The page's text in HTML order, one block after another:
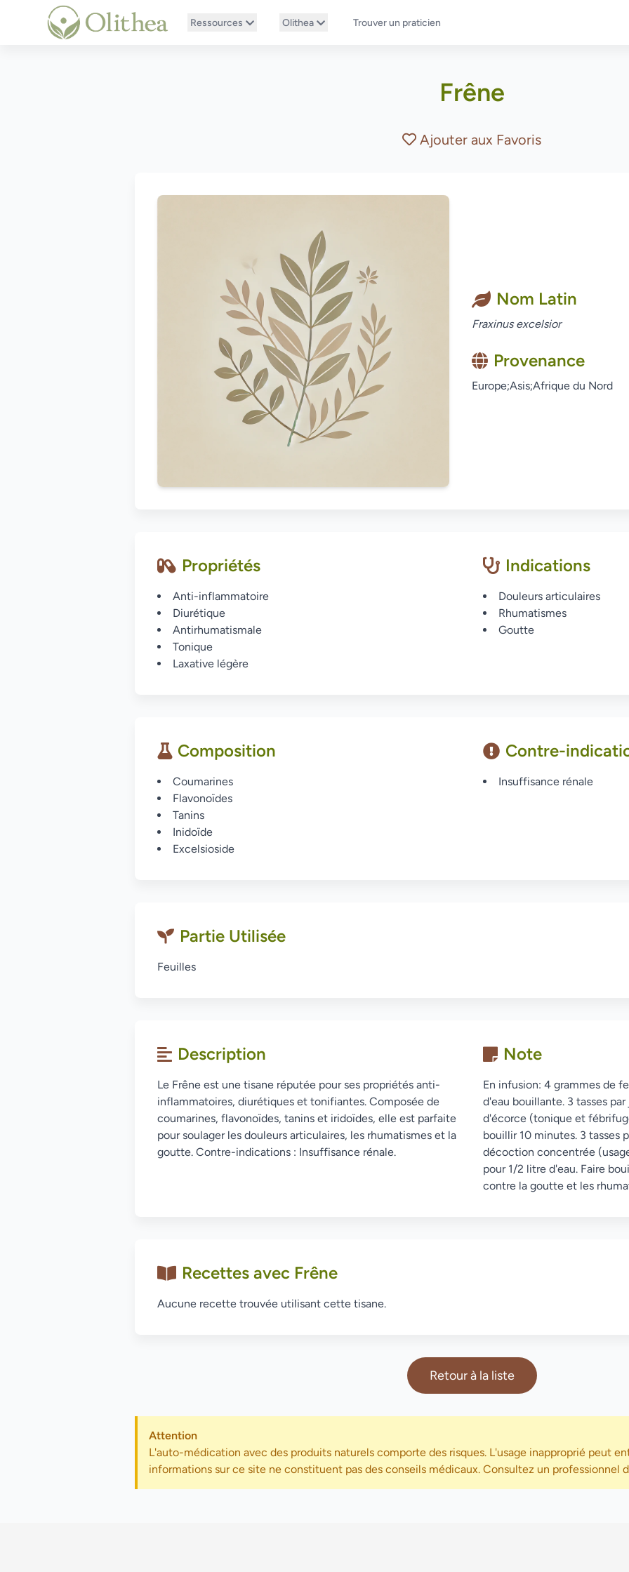
Ressources Olithea Trouver un praticien
Frêne
Ajouter aux Favoris
Nom Latin
Fraxinus excelsior
Provenance
Europe;Asis;Afrique du Nord
Propriétés
Anti-inflammatoire
Diurétique
Antirhumatismale
Tonique
Laxative légère
Indications
Douleurs articulaires
Rhumatismes
Goutte
Composition
Coumarines
Flavonoïdes
Tanins
Inidoïde
Excelsioside
Contre-
Insuffisance rénale
Partie Utilisée
Feuilles
Description
Le Frêne est une tisane réputée pour ses propriétés anti-
inflammatoires, diurétiques et tonifiantes. Composée de
coumarines, flavonoïdes, tanins et iridoïdes, elle est parfaite
pour soulager les douleurs articulaires, les rhumatismes et la
goutte. Contre-indications : Insuffisance rénale.
Note
En infusion: 4 grammes de
d'eau bouillante. 3 tasses
d'écorce (tonique et
bouillir 10 minutes. 3 tasses
décoction concentrée
pour 1/2 litre d'eau. Faire
contre la goutte et les
Recettes avec Frêne
Aucune recette trouvée utilisant cette tisane.
Retour à la liste
Attention
L'auto-médication avec des produits naturels comporte des risques. L'usage inapproprié peut
informations sur ce site ne constituent pas des conseils médicaux. Consultez un professionnel